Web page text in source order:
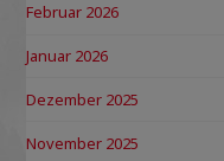
Februar 2026
Januar 2026
Dezember 2025
November 2025